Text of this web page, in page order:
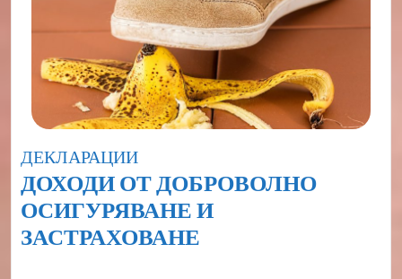
ДЕКЛАРАЦИИCategory
ДОХОДИ ОТ ДОБРОВОЛНО
ОСИГУРЯВАНЕ И
ЗАСТРАХОВАНЕ